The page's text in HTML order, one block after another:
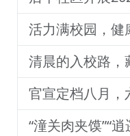
清晨的入校路，